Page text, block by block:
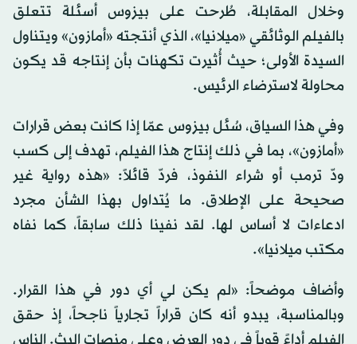
وخلال المقابلة، طُرحت على بيزوس أسئلة تتعلق
بالفيلم الوثائقي «ميلانيا»، الذي أنتجته «أمازون» ويتناول
السيدة الأولى؛ حيث أُثيرت تكهنات بأن إنتاجه قد يكون
محاولة لاسترضاء الرئيس.
وفي هذا السياق، سُئل بيزوس عمّا إذا كانت بعض قرارات
«أمازون»، بما في ذلك إنتاج هذا الفيلم، تهدف إلى كسب
ودّ ترمب أو شراء النفوذ، فردّ قائلاً: «هذه رواية غير
صحيحة على الإطلاق. ما يُتداول بهذا الشأن مجرد
ادعاءات لا أساس لها. لقد نفينا ذلك سابقاً، كما نفاه
مكتب ميلانيا».
وأضاف موضحاً: «لم يكن لي أي دور في هذا القرار.
وبالمناسبة، يبدو أنه كان قراراً تجارياً ناجحاً، إذ حقق